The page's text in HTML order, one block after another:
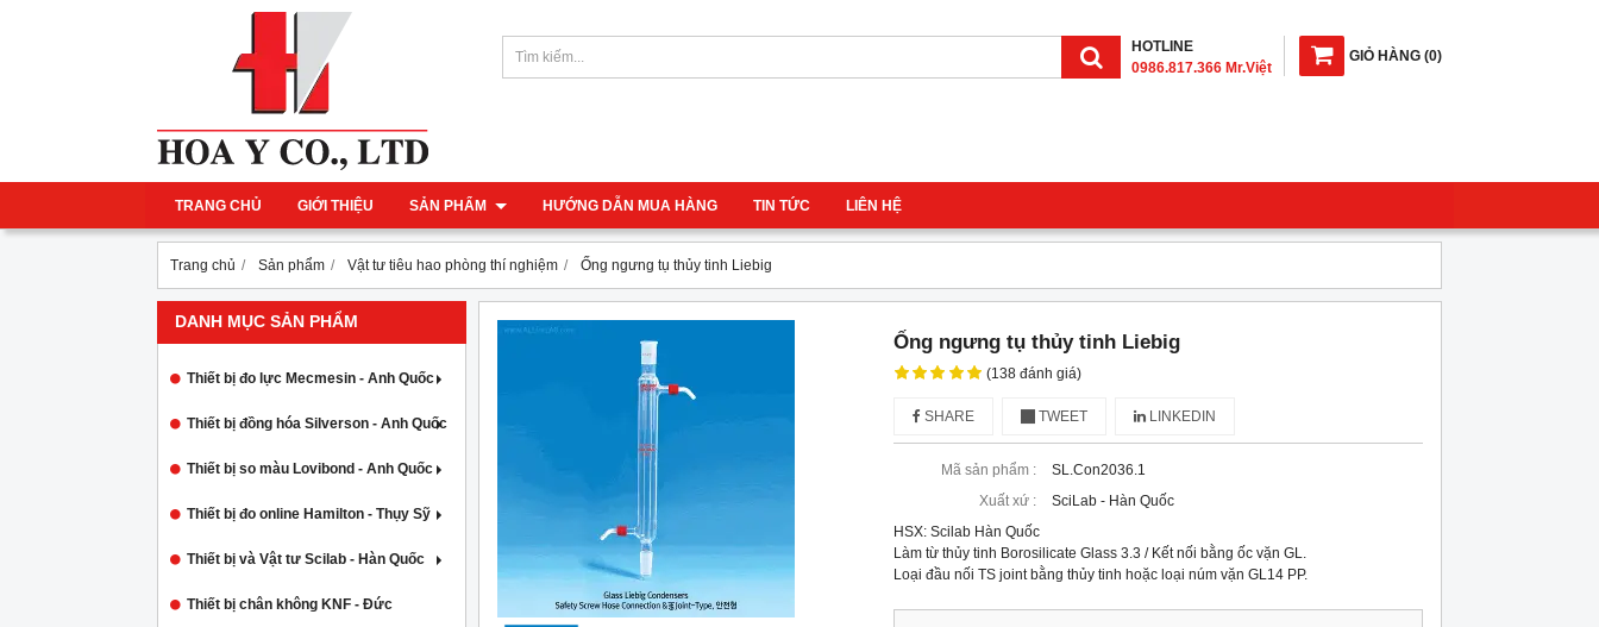
GIỎ HÀNG (0)
HOTLINE
0986.817.366 Mr.Việt
TRANG CHỦ GIỚI THIỆU SẢN PHẨM HƯỚNG DẪN MUA HÀNG TIN TỨC LIÊN HỆ
Trang chủ Sản phẩm Vật tư tiêu hao phòng thí nghiệm Ống ngưng tụ thủy tinh Liebig
DANH MỤC SẢN PHẨM
Thiết bị đo lực Mecmesin - Anh Quốc
Thiết bị đồng hóa Silverson - Anh Quốc
Thiết bị so màu Lovibond - Anh Quốc
Thiết bị đo online Hamilton - Thụy Sỹ
Thiết bị và Vật tư Scilab - Hàn Quốc
Thiết bị chân không KNF - Đức
Ống ngưng tụ thủy tinh Liebig
(138 đánh giá)
SHARE TWEET LINKEDIN
Mã sản phẩm :
SL.Con2036.1
Xuất xứ :
SciLab - Hàn Quốc
HSX: Scilab Hàn Quốc
Làm từ thủy tinh Borosilicate Glass 3.3 / Kết nối bằng ốc vặn GL.
Loại đầu nối TS joint bằng thủy tinh hoặc loại núm vặn GL14 PP.